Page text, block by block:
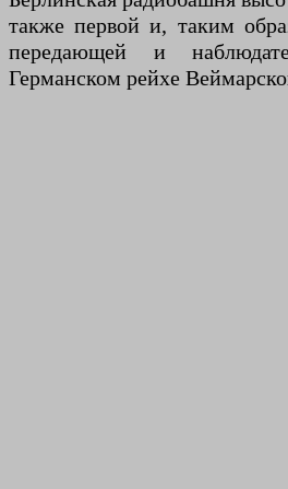
также первой и, таким
передающей и
Германском рейхе